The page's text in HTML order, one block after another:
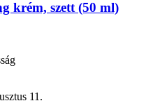
krém, szett (50 ml)
11.